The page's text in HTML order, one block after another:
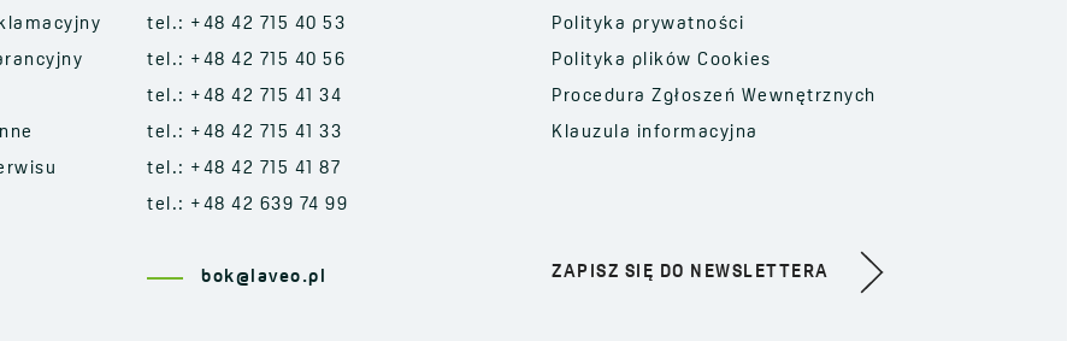
tel.: +48 42 715 40 53
tel.: +48 42 715 40 56
tel.: +48 42 715 41 34
tel.: +48 42 715 41 33
tel.: +48 42 715 41 87
tel.: +48 42 639 74 99
bok@laveo.pl
Polityka prywatności
Polityka plików Cookies
Procedura Zgłoszeń Wewnętrznych
Klauzula informacyjna
ZAPISZ SIĘ DO NEWSLETTERA